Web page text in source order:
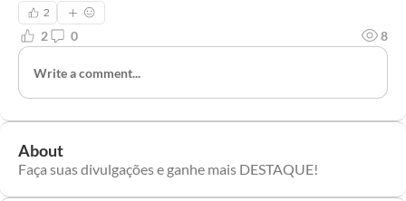
2
2 0 8
Write a comment...
About
Faça suas divulgações e ganhe mais DESTAQUE!